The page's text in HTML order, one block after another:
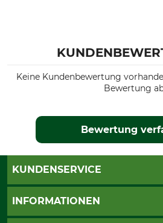
Keine Kundenbewertung
Bewertung
Bewertung
KUNDENSERVICE
Katalogbestellung
INFORMATIONEN